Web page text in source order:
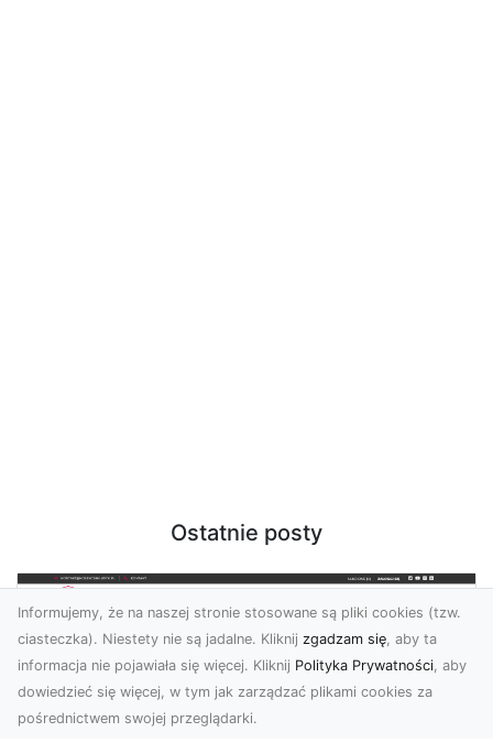
Ostatnie posty
Informujemy, że na naszej stronie stosowane są pliki cookies (tzw.
ciasteczka). Niestety nie są jadalne. Kliknij zgadzam się, aby ta
informacja nie pojawiała się więcej. Kliknij Polityka Prywatności, aby
dowiedzieć się więcej, w tym jak zarządzać plikami cookies za
pośrednictwem swojej przeglądarki.